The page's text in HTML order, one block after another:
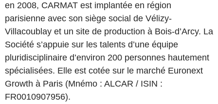
en 2008, CARMAT est implantée en région
parisienne avec son siège social de Vélizy-
Villacoublay et un site de production à Bois-d’Arcy. La
Société s’appuie sur les talents d’une équipe
pluridisciplinaire d’environ 200 personnes hautement
spécialisées. Elle est cotée sur le marché Euronext
Growth à Paris (Mnémo : ALCAR / ISIN :
FR0010907956).